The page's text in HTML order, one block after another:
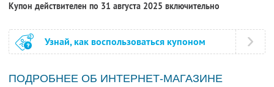
Купон действителен по 31 августа 2025 включительно
Узнай, как воспользоваться купоном
ПОДРОБНЕЕ ОБ ИНТЕРНЕТ-МАГАЗИНЕ